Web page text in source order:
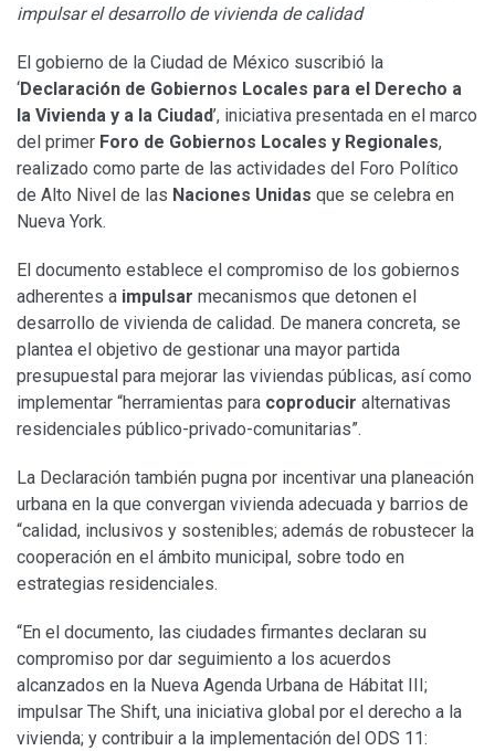
impulsar el desarrollo de vivienda de calidad
El gobierno de la Ciudad de México suscribió la
‘Declaración de Gobiernos Locales para el Derecho a
la Vivienda y a la Ciudad’, iniciativa presentada en el marco
del primer Foro de Gobiernos Locales y Regionales,
realizado como parte de las actividades del Foro Político
de Alto Nivel de las Naciones Unidas que se celebra en
Nueva York.
El documento establece el compromiso de los gobiernos
adherentes a impulsar mecanismos que detonen el
desarrollo de vivienda de calidad. De manera concreta, se
plantea el objetivo de gestionar una mayor partida
presupuestal para mejorar las viviendas públicas, así como
implementar “herramientas para coproducir alternativas
residenciales público-privado-comunitarias”.
La Declaración también pugna por incentivar una planeación
urbana en la que convergan vivienda adecuada y barrios de
“calidad, inclusivos y sostenibles; además de robustecer la
cooperación en el ámbito municipal, sobre todo en
estrategias residenciales.
“En el documento, las ciudades firmantes declaran su
compromiso por dar seguimiento a los acuerdos
alcanzados en la Nueva Agenda Urbana de Hábitat III;
impulsar The Shift, una iniciativa global por el derecho a la
vivienda; y contribuir a la implementación del ODS 11: